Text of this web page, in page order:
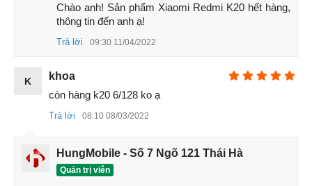
đầu tiên
Với khoảng5 triệuđồng bạn đã có thể sở hữu smartphone
full màn không hề kém cạnh những mẫu smartphone cao
viền được làm mỏng để màn hình được hiển thị nhiều nhất.
Công nghệ cảm ửng điện dung S.AMOLED 16 triệu điểm
màu, kích thước 6.39inch, độ phân giải 1080 x 2340 pixel.
Chào anh! Sản phẩm Xiaomi Redmi K20 hết hàng,
thông tin đến anh ạ!
Trả lời 09:30 11/04/2022
K
khoa
còn hàng k20 6/128 ko ạ
Trả lời 08:10 08/03/2022
HungMobile - Số 7 Ngõ 121 Thái Hà
Quản trị viên